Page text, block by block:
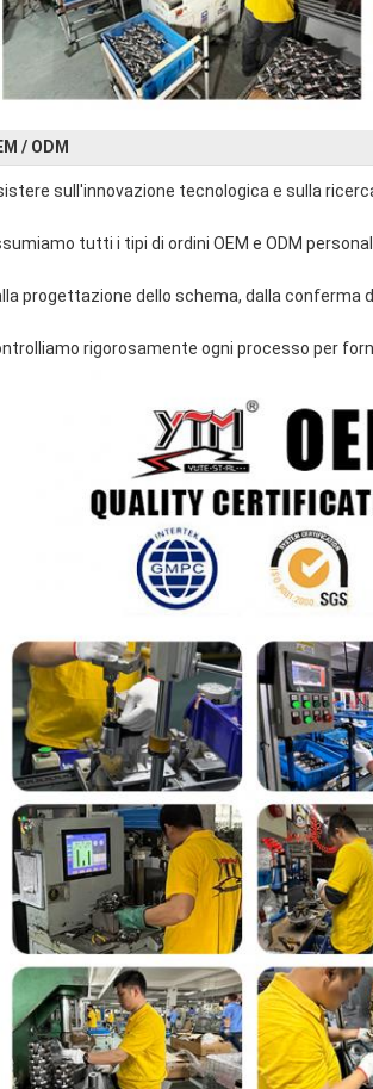
/ ODM
sull'innovazione tecnologica e sulla
tutti i tipi di ordini OEM e ODM
progettazione dello schema, dalla conferma
rigorosamente ogni processo per